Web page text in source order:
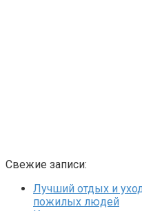
Свежие записи:
Лучший отдых и
пожилых людей